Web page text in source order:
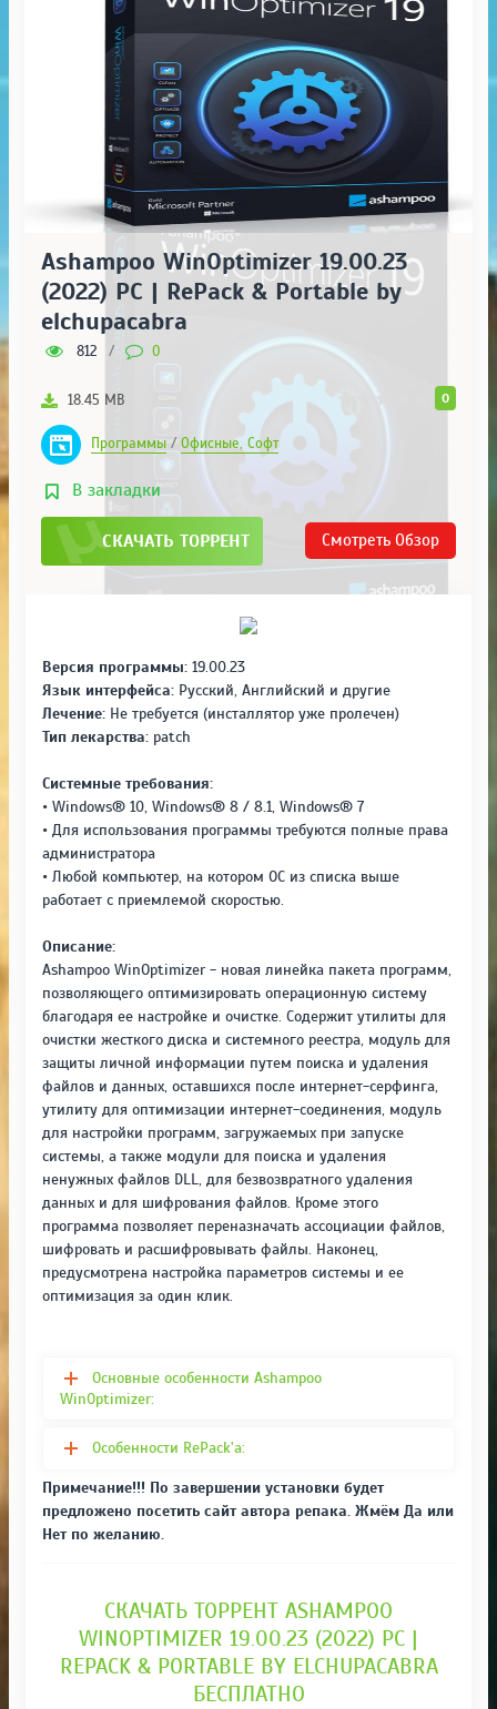
Ashampoo WinOptimizer 19.00.23
(2022) PC | RePack & Portable by
elchupacabra
812 / 0
0
18.45 MB
Программы /Офисные, Софт
В закладки
СКАЧАТЬ ТОРРЕНТ Смотреть Обзор
Версия программы: 19.00.23
Язык интерфейса: Русский, Английский и другие
Лечение: Не требуется (инсталлятор уже пролечен)
Тип лекарства: patch
Системные требования:
• Windows® 10, Windows® 8 / 8.1, Windows® 7
• Для использования программы требуются полные права
администратора
• Любой компьютер, на котором ОС из списка выше
работает с приемлемой скоростью.
Описание:
Ashampoo WinOptimizer - новая линейка пакета программ,
позволяющего оптимизировать операционную систему
благодаря ее настройке и очистке. Содержит утилиты для
очистки жесткого диска и системного реестра, модуль для
защиты личной информации путем поиска и удаления
файлов и данных, оставшихся после интернет-cepфингa,
утилиту для оптимизации интернет-соединения, модуль
для настройки программ, загружаемых при запуске
системы, а также модули для поиска и удаления
ненужных файлов DLL, для безвозвратного удаления
данных и для шифрования файлов. Кроме этого
программа позволяет переназначать ассоциации файлов,
шифровать и расшифровывать файлы. Наконец,
предусмотрена настройка параметров системы и ее
оптимизация за один клик.
Основные особенности Ashampoo
WinOptimizer:
Особенности RePack'a:
Примечание!!! По завершении установки будет
предложено посетить сайт автора репака. Жмём Да или
Нет по желанию.
СКАЧАТЬ ТОРРЕНТ ASHAMPOO
WINOPTIMIZER 19.00.23 (2022) PC |
REPACK & PORTABLE BY ELCHUPACABRA
БЕСПЛАТНО